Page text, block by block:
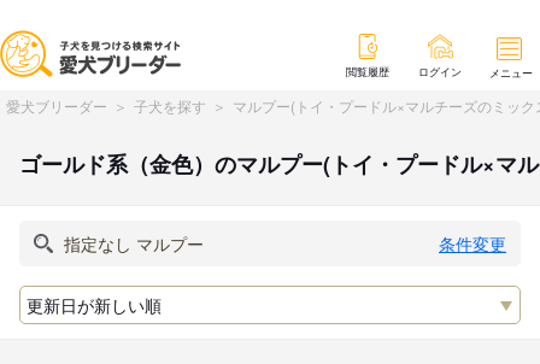
閲覧履歴 ログイン メニュー
愛犬ブリーダー 子犬を探す マルプー(トイ・プードル×マルチーズのミッ
ゴールド系（金色）のマルプー(トイ・プードル×マ
条件変更